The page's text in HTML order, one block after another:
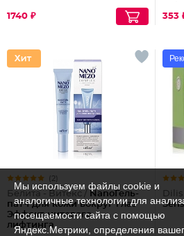
1740 ₽
353
(2)
Белита - Витекс / NanoГель-
патч для кожи вокруг глаз
Эффект нитевого
лифтинга
Мы используем файлы cookie и
аналогичные технологии для
посещаемости сайта с помощью
Яндекс.Метрики, определения